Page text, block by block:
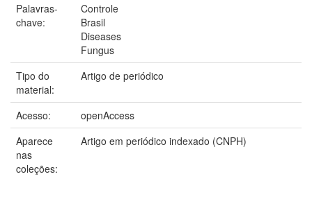
Palavras-
chave:
Controle
Brasil
Diseases
Fungus
Tipo do
material:
Artigo de periódico
Acesso:
openAccess
Aparece
nas
coleções:
Artigo em periódico indexado (CNPH)